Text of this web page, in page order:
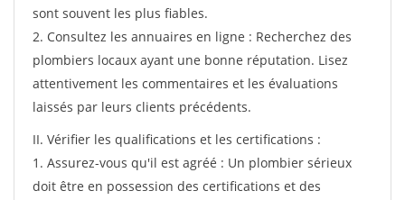
sont souvent les plus fiables.
2. Consultez les annuaires en ligne : Recherchez des
plombiers locaux ayant une bonne réputation. Lisez
attentivement les commentaires et les évaluations
laissés par leurs clients précédents.
II. Vérifier les qualifications et les certifications :
1. Assurez-vous qu'il est agréé : Un plombier sérieux
doit être en possession des certifications et des